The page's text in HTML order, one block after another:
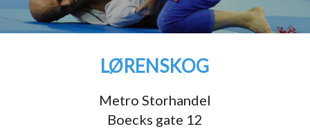
LØRENSKOG
Metro Storhandel
Boecks gate 12